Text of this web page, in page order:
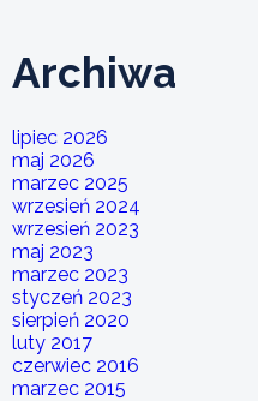
Archiwa
lipiec 2026
maj 2026
marzec 2025
wrzesień 2024
wrzesień 2023
maj 2023
marzec 2023
styczeń 2023
sierpień 2020
luty 2017
czerwiec 2016
marzec 2015